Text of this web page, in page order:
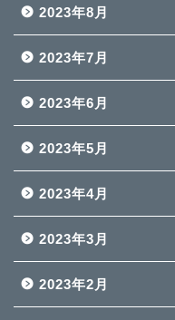
2023年8月
2023年7月
2023年6月
2023年5月
2023年4月
2023年3月
2023年2月